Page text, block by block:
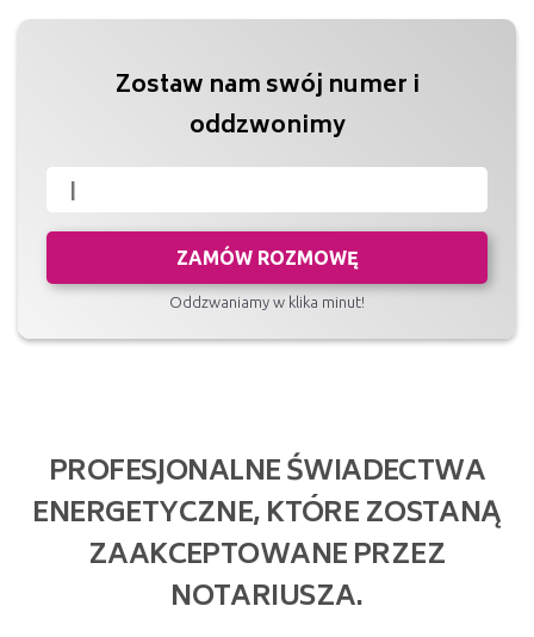
Zostaw nam swój numer i
oddzwonimy
ZAMÓW ROZMOWĘ
Oddzwaniamy w klika minut!
PROFESJONALNE ŚWIADECTWA
ENERGETYCZNE, KTÓRE ZOSTANĄ
ZAAKCEPTOWANE PRZEZ
NOTARIUSZA.